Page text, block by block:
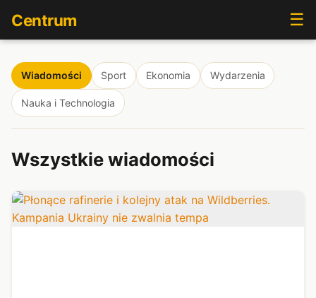
Centrum ☰
Wiadomości Sport Ekonomia Wydarzenia
Nauka i Technologia
Wszystkie wiadomości